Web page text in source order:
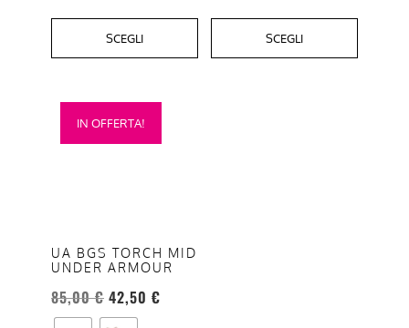
SCEGLI SCEGLI
IN OFFERTA!
UA BGS TORCH MID
UNDER ARMOUR
85,00€ 42,50 €
Questo
prodotto
opzioni
possono
essere
scelte